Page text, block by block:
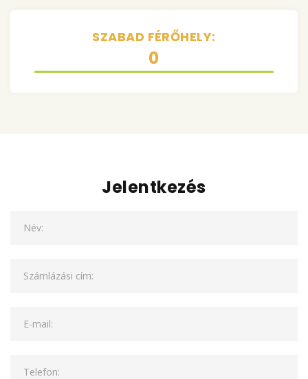
SZABAD FÉRŐHELY:
0
Jelentkezés
Név:
Számlázási cím:
E-mail:
Telefon: